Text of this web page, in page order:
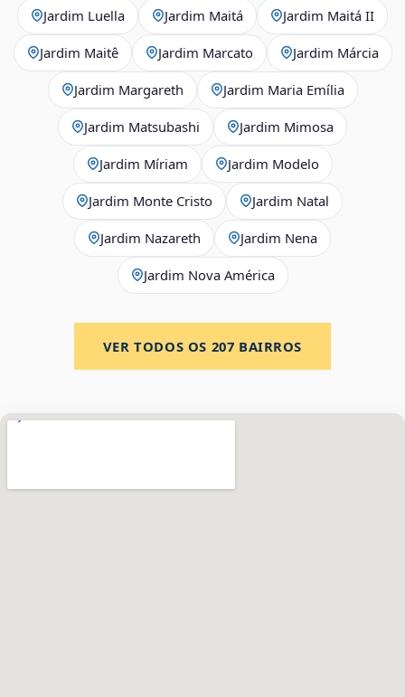
Jardim Luella Jardim Maitá Jardim Maitá II
Jardim Maitê Jardim Marcato Jardim Márcia
Jardim Margareth Jardim Maria Emília
Jardim Matsubashi Jardim Mimosa
Jardim Míriam Jardim Modelo
Jardim Monte Cristo Jardim Natal
Jardim Nazareth Jardim Nena
Jardim Nova América
VER TODOS OS 207 BAIRROS